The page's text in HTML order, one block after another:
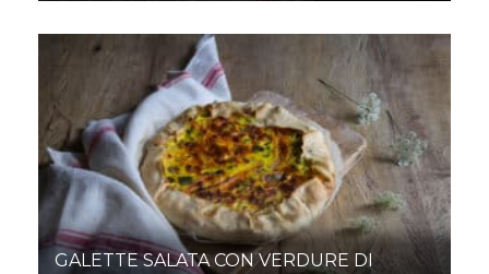
GALETTE SALATA CON VERDURE DI